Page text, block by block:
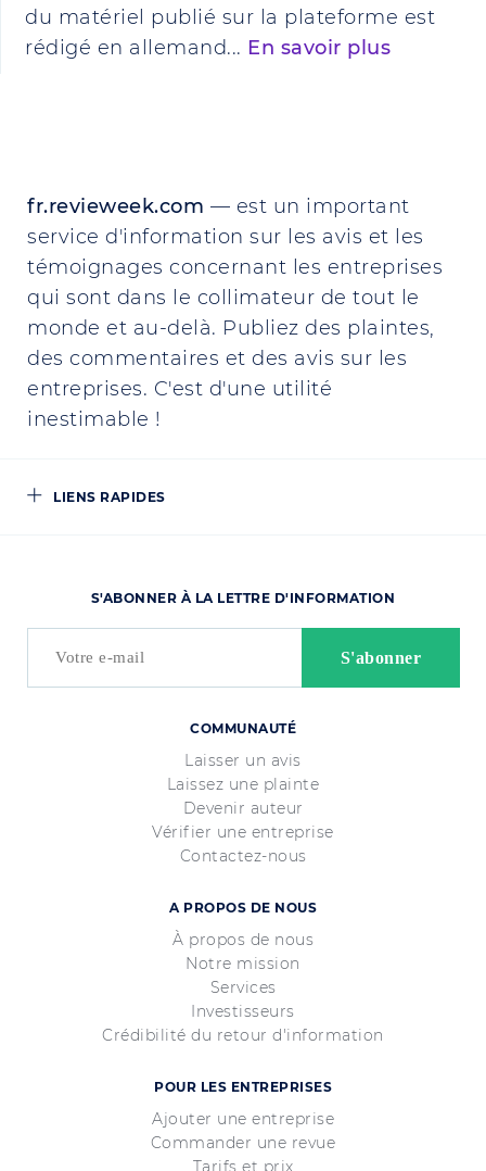
du matériel publié sur la plateforme est
rédigé en allemand... En savoir plus
fr.revieweek.com — est un important
service d'information sur les avis et les
témoignages concernant les entreprises
qui sont dans le collimateur de tout le
monde et au-delà. Publiez des plaintes,
des commentaires et des avis sur les
entreprises. C'est d'une utilité
inestimable !
LIENS RAPIDES
COMMUNAUTÉ
Laisser un avis
Laissez une plainte
Devenir auteur
Vérifier une entreprise
Contactez-nous
A PROPOS DE NOUS
À propos de nous
Notre mission
Services
Investisseurs
Crédibilité du retour d'information
POUR LES ENTREPRISES
Ajouter une entreprise
Commander une revue
Tarifs et prix
S'ABONNER À LA LETTRE D'INFORMATION